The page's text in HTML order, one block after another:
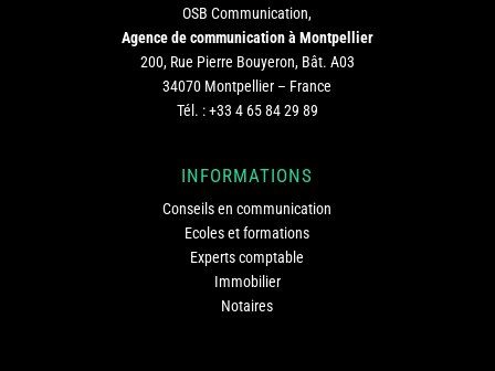
OSB Communication,
Agence de communication à Montpellier
200, Rue Pierre Bouyeron, Bât. A03
34070 Montpellier – France
Tél. :+33 4 65 84 29 89
INFORMATIONS
Conseils en communication
Ecoles et formations
Experts comptable
Immobilier
Notaires